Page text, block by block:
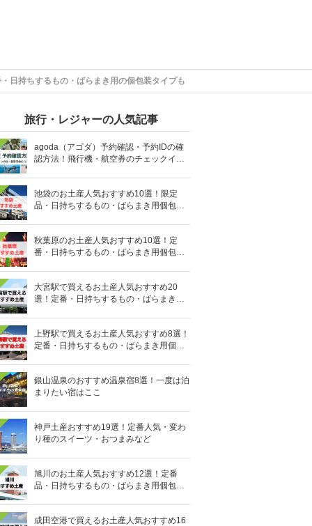
日持ちするもの・ばらまき用の個包装タイプも
旅行・レジャーの人気記事
agoda（アゴダ）予約確認・予約IDの確
認方法！飛行機・航空券のチェックイン
池袋のお土産人気おすすめ10選！限定
品・日持ちするもの・ばらまき用個包装
秋葉原のお土産人気おすすめ10選！定
番・日持ちするもの・ばらまき用個包装
大宮駅で買えるお土産人気おすすめ20
選！定番・日持ちするもの・ばらまき用
上野駅で買えるお土産人気おすすめ8選！
定番・日持ちするもの・ばらまき用個包
銀山温泉のおすすめ温泉宿8選！一度は泊
まりたい宿はここ
神戸土産おすすめ19選！定番人気・変わ
り種のスイーツ・おつまみなど
旭川のお土産人気おすすめ12選！定番
品・日持ちするもの・ばらまき用個包装
成田空港で買えるお土産人気おすすめ16